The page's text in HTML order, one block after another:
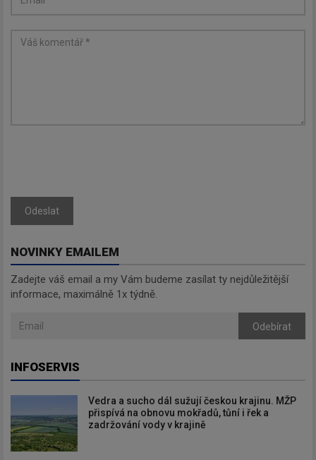
Odeslat
NOVINKY EMAILEM
Zadejte váš email a my Vám budeme zasílat ty nejdůležitější
informace, maximálně 1x týdně.
Odebírat
INFOSERVIS
Vedra a sucho dál sužují českou krajinu. MŽP
přispívá na obnovu mokřadů, tůní i řek a
zadržování vody v krajině